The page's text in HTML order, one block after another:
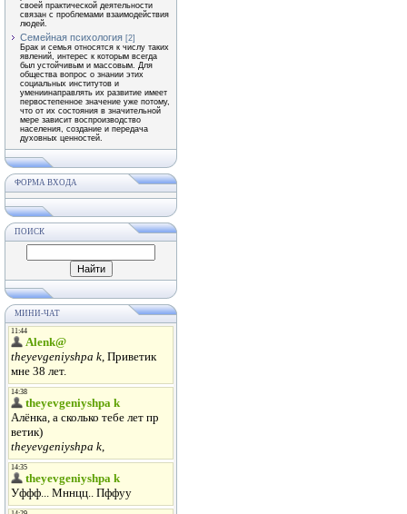
своей практической деятельности
связан с проблемами взаимодействия
людей.
Семейная психология [2]
Брак и семья относятся к числу таких
явлений, интерес к которым всегда
был устойчивым и массовым. Для
общества вопрос о знании этих
социальных институтов и
умениинаправлять их развитие имеет
первостепенное значение уже потому,
что от их состояния в значительной
мере зависит воспроизводство
населения, создание и передача
духовных ценностей.
ФОРМА ВХОДА
ПОИСК
МИНИ-ЧАТ